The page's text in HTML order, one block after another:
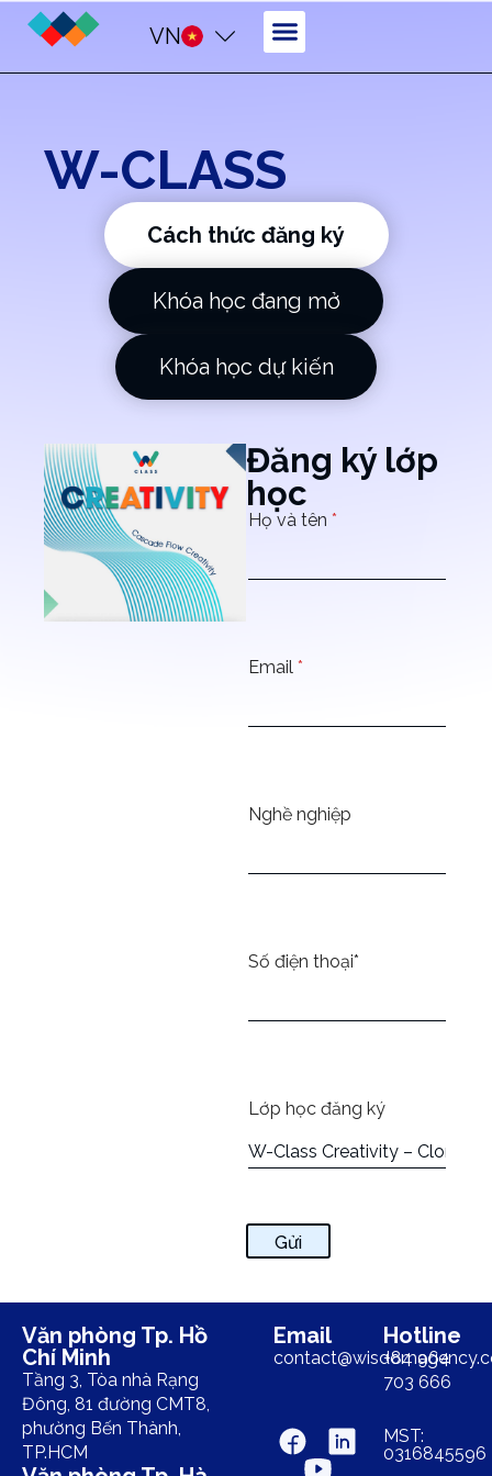
VN
W-CLASS
Cách thức đăng ký
Khóa học đang mở
Khóa học dự kiến
Đăng ký lớp
học
Họ và tên *
Email *
Nghề nghiệp
Số điện thoại*
Lớp học đăng ký
Gửi
Văn phòng Tp. Hồ
Chí Minh
Tầng 3, Tòa nhà Rạng
Đông, 81 đường CMT8,
phường Bến Thành,
TP.HCM
Email Hotline
+84 964
703 666
MST:
0316845596